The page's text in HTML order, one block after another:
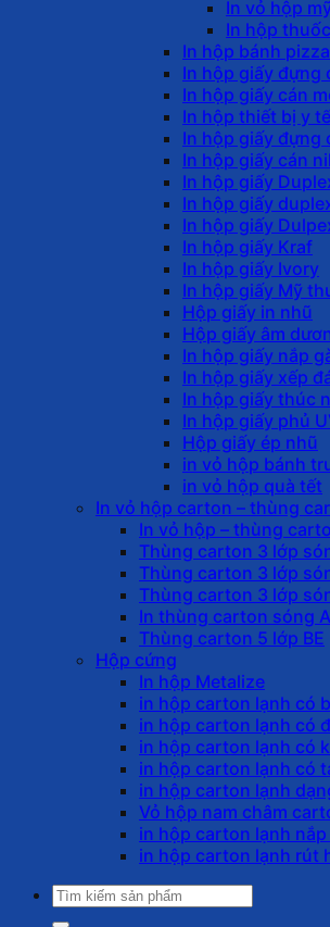
In vỏ hộp
In hộp
In hộp bánh pizza
In hộp giấy đựng
In hộp giấy cán
In hộp thiết bị y tế
In hộp giấy đựng
In hộp giấy cán
In hộp giấy
In hộp giấy
In hộp giấy
In hộp giấy Kraf
In hộp giấy Ivory
In hộp giấy Mỹ
Hộp giấy in nhũ
Hộp giấy âm
In hộp giấy nắp
In hộp giấy xếp
In hộp giấy thúc
In hộp giấy phủ
Hộp giấy ép nhũ
in vỏ hộp bánh
in vỏ hộp quà tết
In vỏ hộp carton – thùng
In vỏ hộp – thùng
Thùng carton 3 lớp
Thùng carton 3 lớp
Thùng carton 3 lớp
In thùng carton sóng
Thùng carton 5 lớp BE
Hộp cứng
In hộp Metalize
in hộp carton lạnh có
in hộp carton lạnh có
in hộp carton lạnh có
in hộp carton lạnh có
in hộp carton lạnh
Vỏ hộp nam châm
in hộp carton lạnh nắp
in hộp carton lạnh rút
Tìm
kiếm: